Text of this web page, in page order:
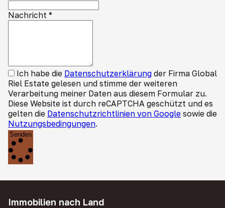
Nachricht *
Ich habe die Datenschutzerklärung der Firma Global
Riel Estate gelesen und stimme der weiteren
Verarbeitung meiner Daten aus diesem Formular zu.
Diese Website ist durch reCAPTCHA geschützt und es
gelten die Datenschutzrichtlinien von Google sowie die
Nutzungsbedingungen.
Senden
Immobilien nach Land